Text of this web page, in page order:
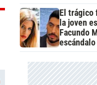
El trágico
la joven
Facundo
escándalo